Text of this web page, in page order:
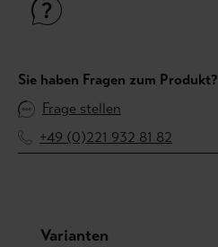
Sie haben Fragen zum Produkt?
Frage stellen
+49 (0)221 932 81 82
Produktgalerie überspringen
Varianten